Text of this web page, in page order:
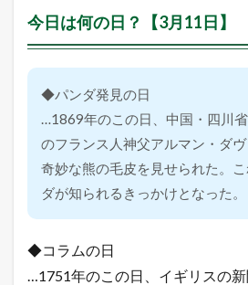
今日は何の日？【3月11日】
◆パンダ発見の日
…1869年のこの日、中国・四川
のフランス人神父アルマン・ダ
奇妙な熊の毛皮を見せられた。
ダが知られるきっかけとなった。
◆コラムの日
…1751年のこの日、イギリスの